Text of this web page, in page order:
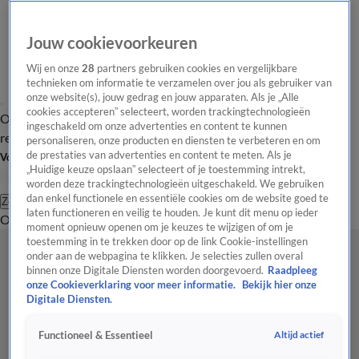
Overzicht Laatste nieuws Regionieuws Het beste van Hart
Tip de
redactie
Volg Hart van Nederland
Zoeken
OverzichtRegioUitzendingenWeerTip de redactiePanelVideo's
Jouw cookievoorkeuren
Wij en onze28 partners gebruiken cookies en vergelijkbare
technieken om informatie te verzamelen over jou als gebruiker van
onze website(s), jouw gedrag en jouw apparaten. Als je „Alle
cookies accepteren” selecteert, worden trackingtechnologieën
ingeschakeld om onze advertenties en content te kunnen
personaliseren, onze producten en diensten te verbeteren en om
de prestaties van advertenties en content te meten. Als je
„Huidige keuze opslaan” selecteert of je toestemming intrekt,
worden deze trackingtechnologieën uitgeschakeld. We gebruiken
dan enkel functionele en essentiële cookies om de website goed te
laten functioneren en veilig te houden. Je kunt dit menu op ieder
moment opnieuw openen om je keuzes te wijzigen of om je
toestemming in te trekken door op de link Cookie-instellingen
onder aan de webpagina te klikken. Je selecties zullen overal
binnen onze Digitale Diensten worden doorgevoerd. Raadpleeg
onze Cookieverklaring voor meer informatie.
Bekijk hier onze
Digitale Diensten.
Functioneel & Essentieel Altijd actief